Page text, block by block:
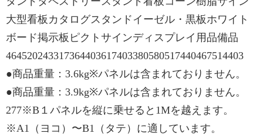
大型看板カタログスタンドイーゼル・黒板ホワイト
ボード掲示板ピクトサインディスプレイ用品備品
464520243317364403617403380580517440467514403
●商品重量：3.6kg※パネルは含まれておりません。
●商品重量：3.9kg※パネルは含まれておりません。
277※B１パネルを縦に乗せると1Mを越えます。
※A1（ヨコ）〜B1（タテ）に適しています。